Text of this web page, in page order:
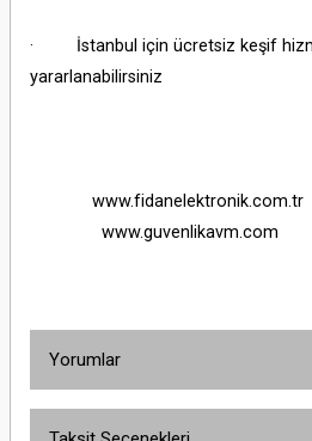
· İstanbul için ücretsiz keşif
yararlanabilirsiniz
www.fidanelektronik.com.tr
www.guvenlikavm.com
Yorumlar